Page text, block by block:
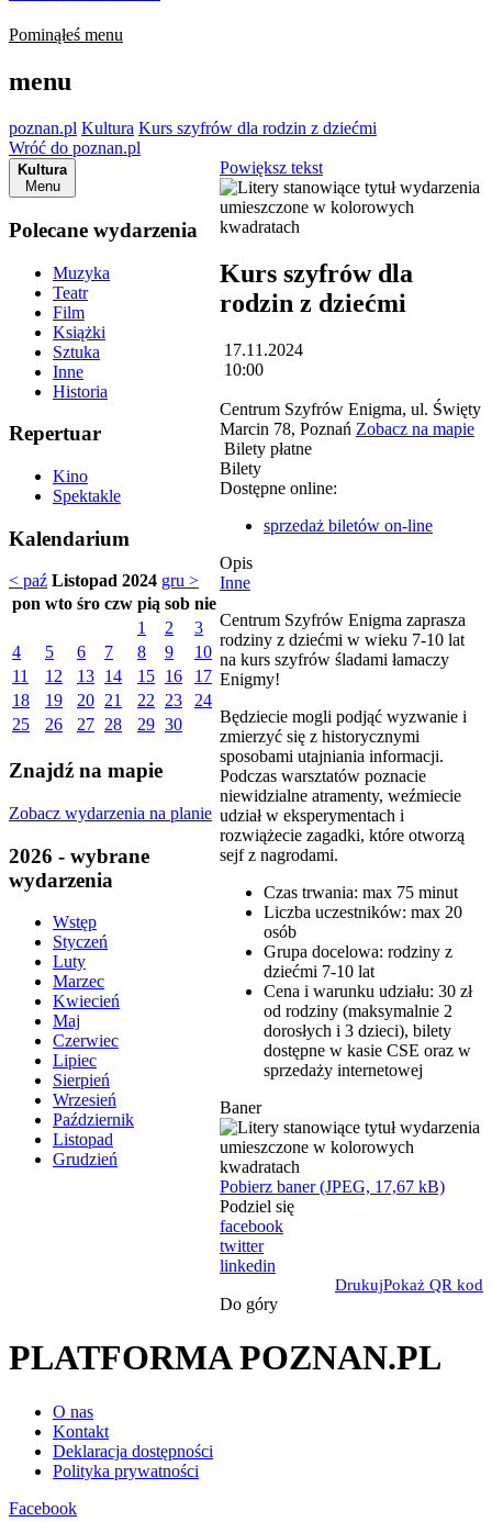
Pominąłeś menu
menu
poznan.pl Kultura Kurs szyfrów dla rodzin z dziećmi
Wróć do poznan.pl
Kultura
Menu
Polecane wydarzenia
Muzyka
Teatr
Film
Książki
Sztuka
Inne
Historia
Repertuar
Kino
Spektakle
Kalendarium
< paź Listopad 2024 gru >
pon wto śro czw pią sob nie
1
2
3
4
5 6 7 8 9
10
11
12 13 14 15 16
17
18
19 20 21 22 23
24
25
26 27 28 29 30
Znajdź na mapie
Zobacz wydarzenia na planie
2026 - wybrane
wydarzenia
Wstęp
Styczeń
Luty
Marzec
Kwiecień
Maj
Czerwiec
Lipiec
Sierpień
Wrzesień
Październik
Listopad
Grudzień
Powiększ tekst
Kurs szyfrów dla
rodzin z dziećmi
17.11.2024
10:00
Centrum Szyfrów Enigma, ul. Święty
Marcin 78, Poznań Zobacz na mapie
Bilety płatne
Bilety
Dostępne online:
sprzedaż biletów on-line
Opis
Inne
Centrum Szyfrów Enigma zaprasza
rodziny z dziećmi w wieku 7-10 lat
na kurs szyfrów śladami łamaczy
Enigmy!
Będziecie mogli podjąć wyzwanie i
zmierzyć się z historycznymi
sposobami utajniania informacji.
Podczas warsztatów poznacie
niewidzialne atramenty, weźmiecie
udział w eksperymentach i
rozwiążecie zagadki, które otworzą
sejf z nagrodami.
Czas trwania: max 75 minut
Liczba uczestników: max 20
osób
Grupa docelowa: rodziny z
dziećmi 7-10 lat
Cena i warunku udziału: 30 zł
od rodziny (maksymalnie 2
dorosłych i 3 dzieci), bilety
dostępne w kasie CSE oraz w
sprzedaży internetowej
Baner
Pobierz baner (JPEG, 17,67 kB)
Podziel się
facebook
twitter
linkedin
DrukujPokaż QR kod
Do góry
PLATFORMA POZNAN.PL
O nas
Kontakt
Deklaracja dostępności
Polityka prywatności
Facebook